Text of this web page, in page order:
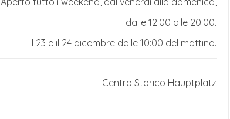
dalle 12:00 alle 20:00.
Il 23 e il 24 dicembre dalle 10:00 del mattino.
Centro Storico Hauptplatz